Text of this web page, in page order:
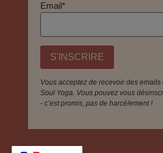
Email*
Vous acceptez de recevoir des emails
Soul Yoga. Vous pouvez vous
- c’est promis, pas de harcèlement !